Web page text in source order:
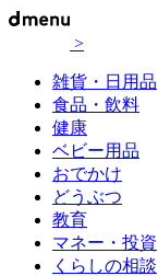
>
雑貨・日用品
食品・飲料
健康
ベビー用品
おでかけ
どうぶつ
教育
マネー・投資
くらしの相談